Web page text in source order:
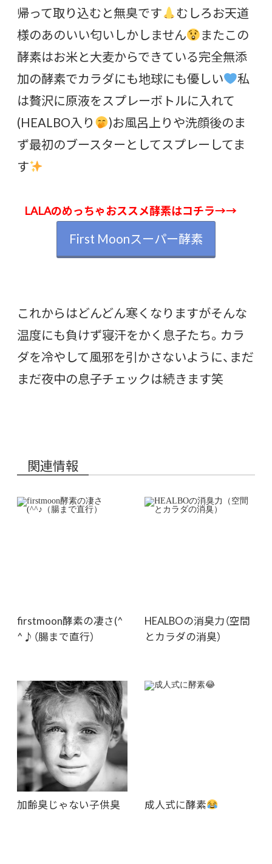
帰って取り込むと無臭です
むしろお天道
様のあのいい匂いしかしません
またこの
酵素はお米と大麦からできている完全無添
加の酵素でカラダにも地球にも優しい
私
は贅沢に原液をスプレーボトルに入れて
(HEALBO入り
)お風呂上りや洗顔後のま
ず最初のブースターとしてスプレーしてま
す
LALAのめっちゃおススメ酵素はコチラ→→
First Moonスーパー酵素
これからはどんどん寒くなりますがそんな
温度にも負けず寝汗をかく息子たち。カラ
ダを冷やして風邪を引かさないように、まだ
まだ夜中の息子チェックは続きます笑
関連情報
firstmoon酵素の凄さ(^
^♪（腸まで直行）
HEALBOの消臭力（空間
とカラダの消臭）
加齢臭じゃない子供臭 成人式に酵素